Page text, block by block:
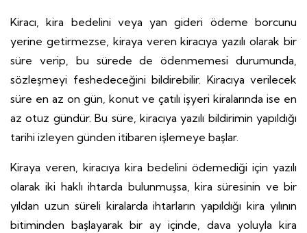
Kiracı, kira bedelini veya yan gideri ödeme borcunu
yerine getirmezse, kiraya veren kiracıya yazılı olarak bir
süre verip, bu sürede de ödenmemesi durumunda,
sözleşmeyi feshedeceğini bildirebilir. Kiracıya verilecek
süre en az on gün, konut ve çatılı işyeri kiralarında ise en
az otuz gündür. Bu süre, kiracıya yazılı bildirimin yapıldığı
tarihi izleyen günden itibaren işlemeye başlar.
Kiraya veren, kiracıya kira bedelini ödemediği için yazılı
olarak iki haklı ihtarda bulunmuşsa, kira süresinin ve bir
yıldan uzun süreli kiralarda ihtarların yapıldığı kira yılının
bitiminden başlayarak bir ay içinde, dava yoluyla kira